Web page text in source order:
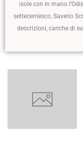
isole con in mano
settecentesco, Saverio
descrizioni, cariche di